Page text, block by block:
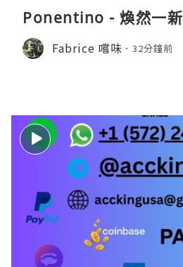
Ponentino - 煥然一新
Fabrice 嚐味 32分鐘前